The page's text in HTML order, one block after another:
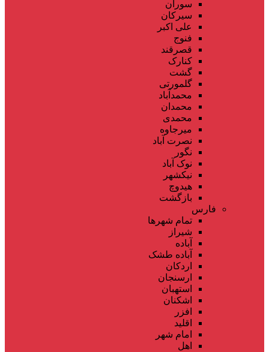
سوران
سیرکان
علی اکبر
فنوج
قصرقند
کنارک
گشت
گلمورتی
محمدآباد
محمدان
محمدی
میرجاوه
نصرت آباد
نگور
نوک آباد
نیکشهر
هیدوچ
بازگشت
فارس
تمام شهر‌ها
شیراز
آباده
آباده طشک
اردکان
ارسنجان
استهبان
اشکنان
افزر
اقلید
امام شهر
اهل